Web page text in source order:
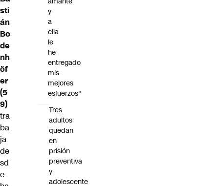
sti
án
Bo
de
nh
öf
er
(5
9)
tra
ba
ja
de
sd
e
y
a
ella
le
he
entregado
mis
mejores
esfuerzos"
Tres
adultos
quedan
en
prisión
preventiva
y
adolescente